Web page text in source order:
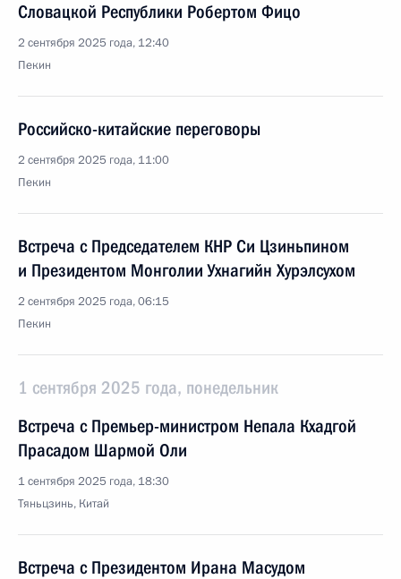
Словацкой Республики Робертом Фицо
2 сентября 2025 года, 12:40
Пекин
Российско-китайские переговоры
2 сентября 2025 года, 11:00
Пекин
Встреча с Председателем КНР Си Цзиньпином
и Президентом Монголии Ухнагийн Хурэлсухом
2 сентября 2025 года, 06:15
Пекин
1 сентября 2025 года, понедельник
Встреча с Премьер-министром Непала Кхадгой
Прасадом Шармой Оли
1 сентября 2025 года, 18:30
Тяньцзинь, Китай
Встреча с Президентом Ирана Масудом